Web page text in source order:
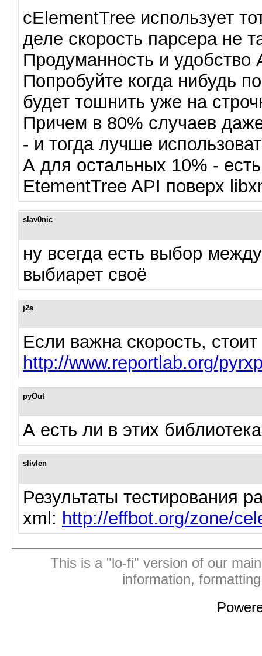
cElementTree использует
деле скорость парсера не
Продуманность и удобство
Попробуйте когда нибудь
будет тошнить уже на
Причем в 80% случаев
- и тогда лучше
А для остальных 10% -
EtementTree API поверх
slav0nic
ну всегда есть выбор
выбиарет своё
j2a
Если важна скорость, стоит
http://www.reportlab.org/
pyOut
А есть ли в этих
slivlen
Результаты тестирования
xml: http://effbot.org/zone/
This is a "lo-fi" version of our
information,